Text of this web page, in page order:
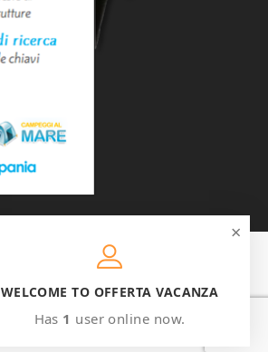
×
WELCOME TO OFFERTA VACANZA
Has 1 user online now.